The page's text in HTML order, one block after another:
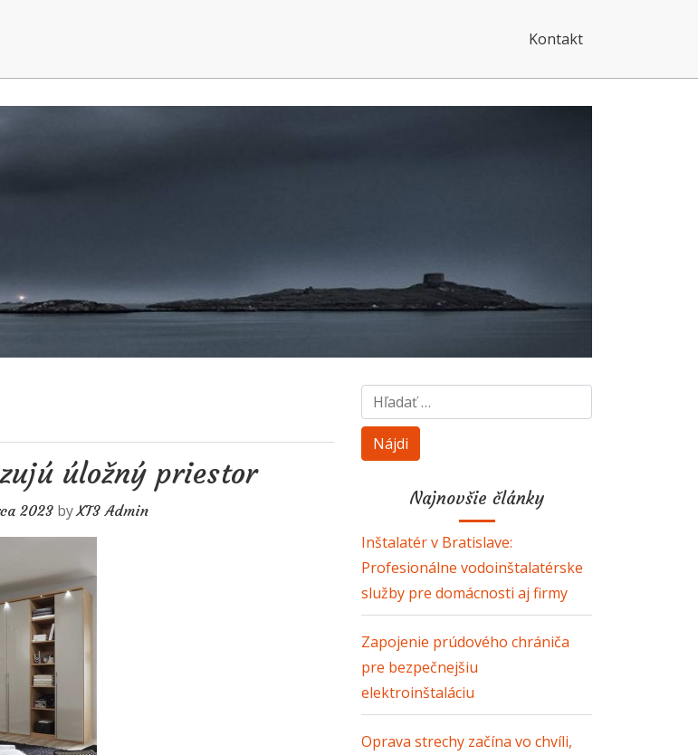
Kontakt
úložný priestor
2023 byXT3 Admin
Hľadať:
Najnovšie články
Inštalatér v Bratislave:
Profesionálne vodoinštalatérske
služby pre domácnosti aj firmy
Zapojenie prúdového chrániča
pre bezpečnejšiu
elektroinštaláciu
Oprava strechy začína vo chvíli,